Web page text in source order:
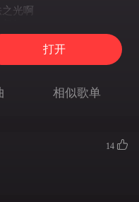
光啊
暗
を
想...
惧着身为人的命运
える虚空に
息也要消失在虚空里
打开
相似歌单
14